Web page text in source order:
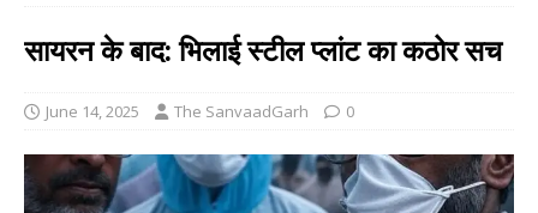
सायरन के बाद: भिलाई स्टील प्लांट का कठोर सच
June 14, 2025 The SanvaadGarh 0